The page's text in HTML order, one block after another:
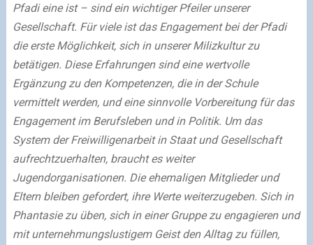
Pfadi eine ist – sind ein wichtiger Pfeiler unserer
Gesellschaft. Für viele ist das Engagement bei der Pfadi
die erste Möglichkeit, sich in unserer Milizkultur zu
betätigen. Diese Erfahrungen sind eine wertvolle
Ergänzung zu den Kompetenzen, die in der Schule
vermittelt werden, und eine sinnvolle Vorbereitung für das
Engagement im Berufsleben und in Politik. Um das
System der Freiwilligenarbeit in Staat und Gesellschaft
aufrechtzuerhalten, braucht es weiter
Jugendorganisationen. Die ehemaligen Mitglieder und
Eltern bleiben gefordert, ihre Werte weiterzugeben. Sich in
Phantasie zu üben, sich in einer Gruppe zu engagieren und
mit unternehmungslustigem Geist den Alltag zu füllen,